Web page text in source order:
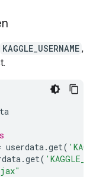
KAGGLE_USERNAME ,
userdata.get(
.get(